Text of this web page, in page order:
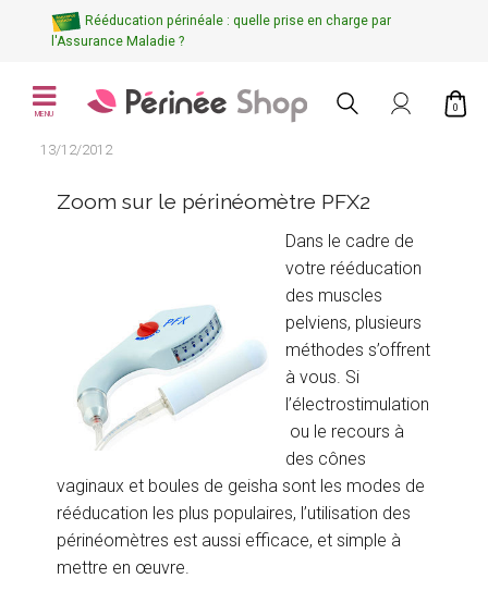
Rééducation périnéale : quelle prise en charge par
l'Assurance Maladie ?
MENU
0
13/12/2012
Zoom sur le périnéomètre PFX2
Dans le cadre de
votre rééducation
des muscles
pelviens, plusieurs
méthodes s’offrent
à vous. Si
l’électrostimulation
ou le recours à
des cônes
vaginaux et boules de geisha sont les modes de
rééducation les plus populaires, l’utilisation des
périnéomètres est aussi efficace, et simple à
mettre en œuvre.